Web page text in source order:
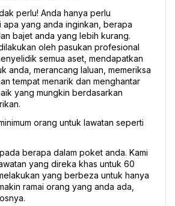
perlu! Anda hanya perlu
apa yang anda inginkan, berapa
bajet anda yang lebih kurang.
oleh pasukan profesional
semua aset, mendapatkan
anda, merancang laluan, memeriksa
tempat menarik dan menghantar
yang mungkin berdasarkan
orang untuk lawatan seperti
berapa dalam poket anda. Kami
yang direka khas untuk 60
yang berbeza untuk hanya
ramai orang yang anda ada,